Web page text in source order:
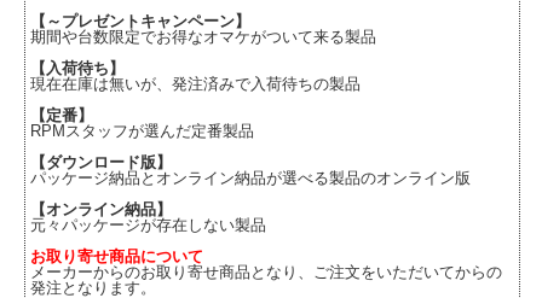
【～プレゼントキャンペーン】
期間や台数限定でお得なオマケがついて来る製品
【入荷待ち】
現在在庫は無いが、発注済みで入荷待ちの製品
【定番】
RPMスタッフが選んだ定番製品
【ダウンロード版】
パッケージ納品とオンライン納品が選べる製品のオンライン版
【オンライン納品】
元々パッケージが存在しない製品
お取り寄せ商品について
メーカーからのお取り寄せ商品となり、ご注文をいただいてからの
発注となります。